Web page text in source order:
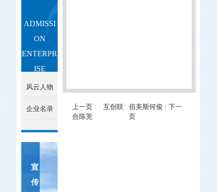
ADMISSI
ON
ENTERPR
ISE
风云人物
企业名录
宣
传
上一页 :
互创联
合陈茺
佰美斯何俊 :下一
页